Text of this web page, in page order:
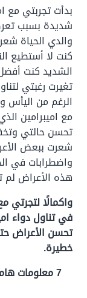
بدأت تجربتي مع
شديدة بسبب
والدي الحياة
كنت لا أستطيع
الشديد كنت
تغيرت رغبتي
الرغم من اليأس
مع اميبرامين
تحسن حالتي
شعرت ببعض
واضطرابات في
هذه الأعراض لم
واكمالًا لتجرتي
في تناول دواء
تحسن الأعراض
خطيرة.